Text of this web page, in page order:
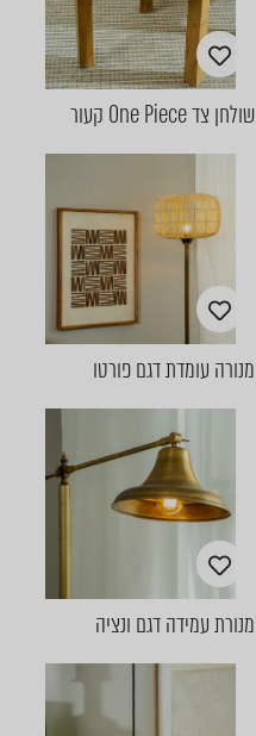
שולחן צד One Piece קעור
מנורה עומדת דגם פורטו
מנורת עמידה דגם ונציה